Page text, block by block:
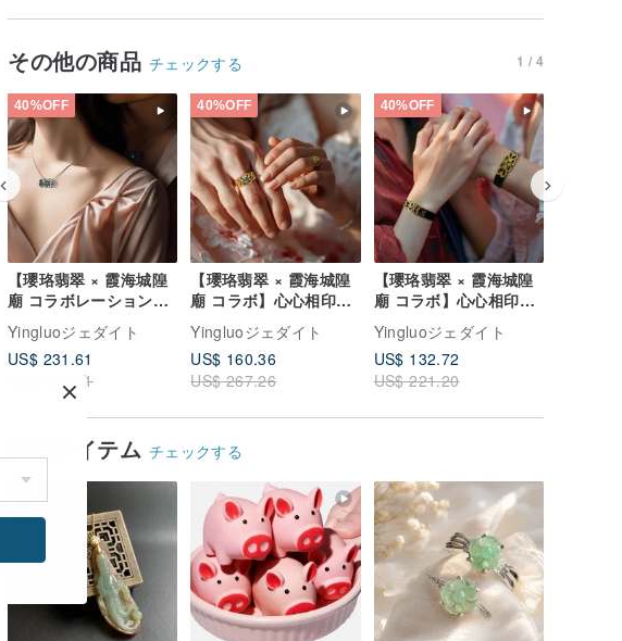
その他の商品 チェックする 1 / 4
40%OFF
【瓔珞翡翠 × 霞海城隍
廟 コラボレーション】
心心相印ネックレス |
収益の 10% を寄付
Yingluoジェダイト
US$ 231.61
US$ 386.01
40%OFF
【瓔珞翡翠 × 霞海城隍
廟 コラボ】心心相印リ
ング | 収益の10%を寄
付
Yingluoジェダイト
US$ 160.36
US$ 267.26
40%OFF
【瓔珞翡翠 × 霞海城隍
廟 コラボ】心心相印ブ
レスレット | 10% をチ
ャリティに寄付
Yingluoジェダイト
US$ 132.72
US$ 221.20
類似アイテム チェックする